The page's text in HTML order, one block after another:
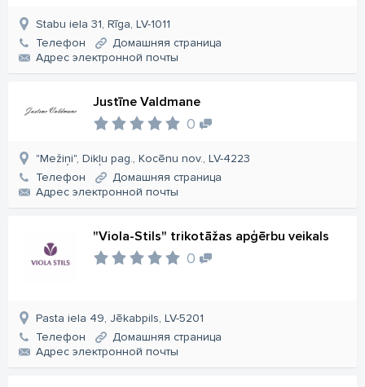
Stabu iela 31, Rīga, LV-1011
Телефон
Домашняя страница
Aдрес электронной почты
Justīne Valdmane
0
"Mežiņi", Dikļu pag., Kocēnu nov., LV-4223
Телефон
Домашняя страница
Aдрес электронной почты
"Viola-Stils" trikotāžas apģērbu veikals
0
Pasta iela 49, Jēkabpils, LV-5201
Телефон
Домашняя страница
Aдрес электронной почты